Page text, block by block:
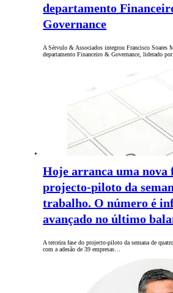
departamento
Governance
A Sérvulo & Associados integrou Francisco Soares
departamento Financeiro & Governance, liderado
Hoje arranca uma nova
projecto-piloto da
trabalho. O número é
avançado no último
A terceira fase do projecto-piloto da semana de
com a adesão de 39 empresas…